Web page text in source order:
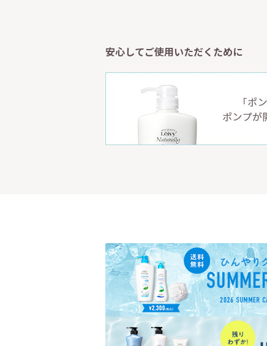
安心してご使用いただくために